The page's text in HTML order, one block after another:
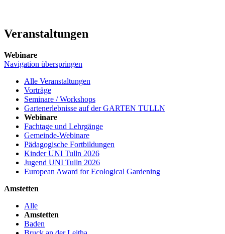
Veranstaltungen
Webinare
Navigation überspringen
Alle Veranstaltungen
Vorträge
Seminare / Workshops
Gartenerlebnisse auf der GARTEN TULLN
Webinare
Fachtage und Lehrgänge
Gemeinde-Webinare
Pädagogische Fortbildungen
Kinder UNI Tulln 2026
Jugend UNI Tulln 2026
European Award for Ecological Gardening
Amstetten
Alle
Amstetten
Baden